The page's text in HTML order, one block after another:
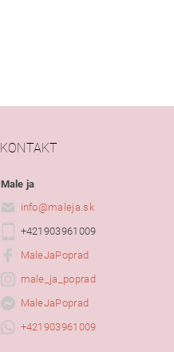
KONTAKT
Male ja
info@maleja.sk
+421903961009
MaleJaPoprad
male_ja_poprad
MaleJaPoprad
+421903961009